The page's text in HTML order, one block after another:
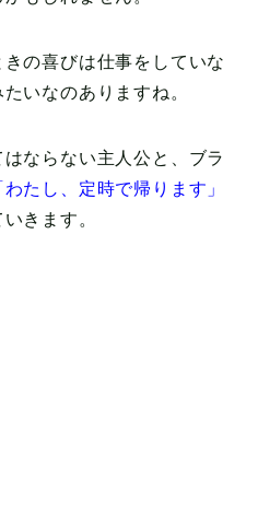
の喜びは仕事をしていな
いなのありますね。
ならない主人公と、ブラ
わたし、定時で帰ります」
いきます。